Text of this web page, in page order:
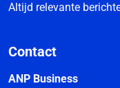
Altijd relevante
Contact
ANP Business